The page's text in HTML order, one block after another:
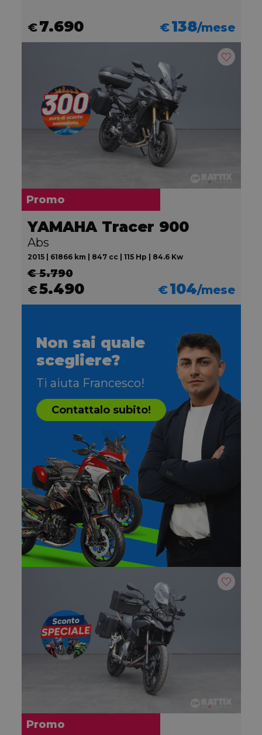
€7.690 €138/mese
Promo
YAMAHA Tracer 900
Abs
2015 | 61866 km | 847 cc | 115 Hp | 84.6 Kw
€ 5.790
€5.490 €104/mese
Non sai quale
scegliere?
Ti aiuta Francesco!
Contattalo subito!
Promo